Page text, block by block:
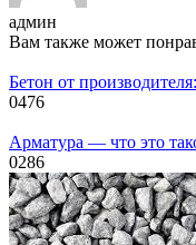
админ
Вам также может
Бетон от
0476
Арматура — что это
0286